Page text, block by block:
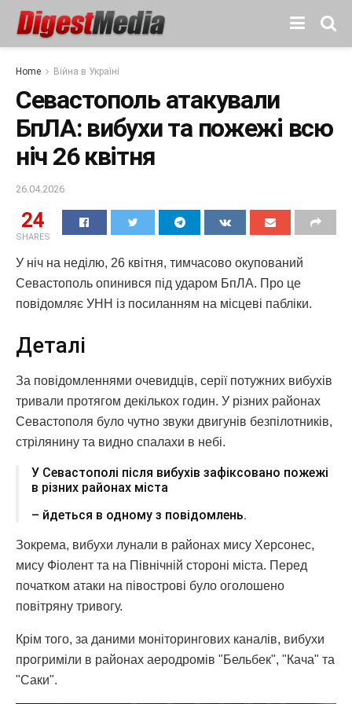
Home Війна в Україні
Севастополь атакували
БпЛА: вибухи та пожежі всю
ніч 26 квітня
26.04.2026
24
SHARES
У ніч на неділю, 26 квітня, тимчасово окупований
Севастополь опинився під ударом БпЛА. Про це
повідомляє УНН із посиланням на місцеві пабліки.
Деталі
За повідомленнями очевидців, серії потужних вибухів
тривали протягом декількох годин. У різних районах
Севастополя було чутно звуки двигунів безпілотників,
стрілянину та видно спалахи в небі.
У Севастополі після вибухів зафіксовано пожежі
в різних районах міста
– йдеться в одному з повідомлень.
Зокрема, вибухи лунали в районах мису Херсонес,
мису Фіолент та на Північній стороні міста. Перед
початком атаки на півострові було оголошено
повітряну тривогу.
Крім того, за даними моніторингових каналів, вибухи
прогриміли в районах аеродромів "Бельбек", "Кача" та
"Саки".